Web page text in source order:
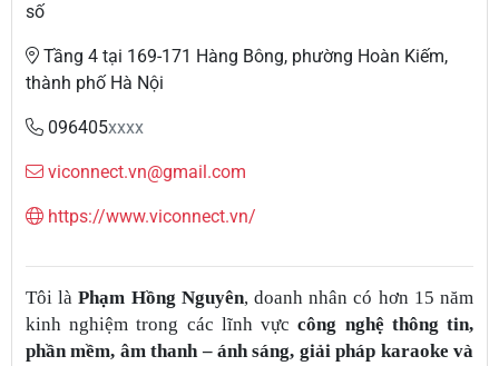
số
Tầng 4 tại 169-171 Hàng Bông, phường Hoàn Kiếm,
thành phố Hà Nội
096405xxxx
viconnect.vn@gmail.com
https://www.viconnect.vn/
Tôi làPhạm Hồng Nguyên, doanh nhân có hơn 15 năm
kinh nghiệm trong các lĩnh vựccông nghệ thông tin,
phần mềm, âm thanh – ánh sáng, giải pháp karaoke và